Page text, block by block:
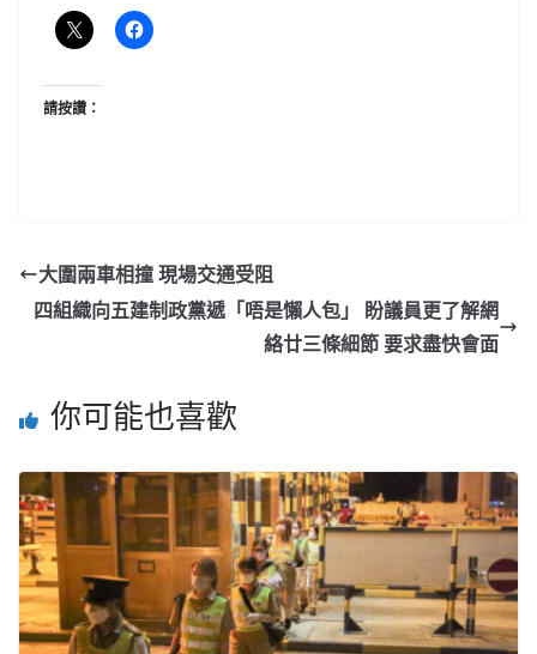
請按讚：
大圍兩車相撞 現場交通受阻
四組織向五建制政黨遞「唔是懶人包」 盼議員更了解網
絡廿三條細節 要求盡快會面
你可能也喜歡